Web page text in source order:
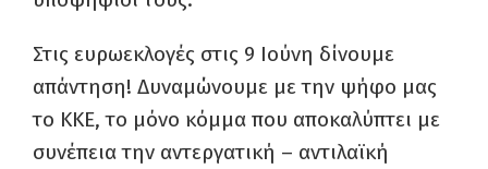
Στις ευρωεκλογές στις 9 Ιούνη δίνουμε
απάντηση! Δυναμώνουμε με την ψήφο μας
το ΚΚΕ, το μόνο κόμμα που αποκαλύπτει με
συνέπεια την αντεργατική – αντιλαϊκή